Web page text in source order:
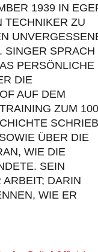
1939 IN
ZU S
SPRACH ÜB
VE
RE
DEM NÜ
ZUM 1000
SCHRIEB,
ÜBER DIE DU
WIE DIE KA
SEIN SC
DARIN LÄ
WIE ER UN